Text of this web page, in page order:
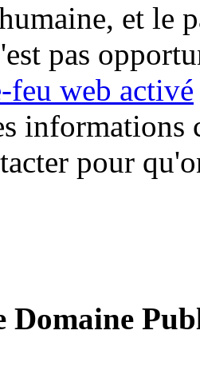
et le
pas
feu web activé
informations
pour
Domaine